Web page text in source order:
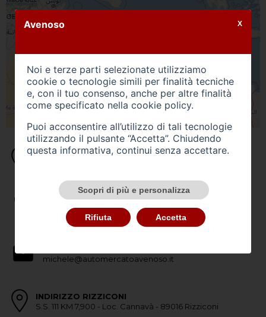
INDIRIZZO CITTANOVA
TEL. CITTANOVA
0966660777
michele@automercatoavenoso.it
INDIRIZZO RIZZICONI
S.S. 111 KM 7,900 - Loc. Cannavà - 89016 Rizziconi
Avenoso
Noi e terze parti selezionate utilizziamo
cookie o tecnologie simili per finalità tecniche
e, con il tuo consenso, anche per altre finalità
come specificato nella cookie policy.
Puoi acconsentire all’utilizzo di tali tecnologie
utilizzando il pulsante “Accetta”. Chiudendo
questa informativa, continui senza accettare.
Scopri di più e personalizza
Rifiuta Accetta
X